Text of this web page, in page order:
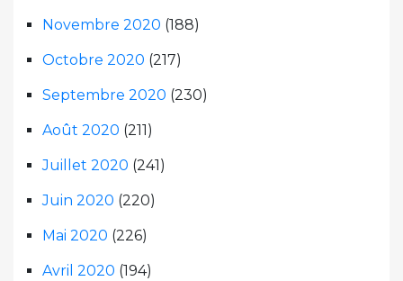
Novembre 2020 (188)
Octobre 2020 (217)
Septembre 2020 (230)
Août 2020 (211)
Juillet 2020 (241)
Juin 2020 (220)
Mai 2020 (226)
Avril 2020 (194)